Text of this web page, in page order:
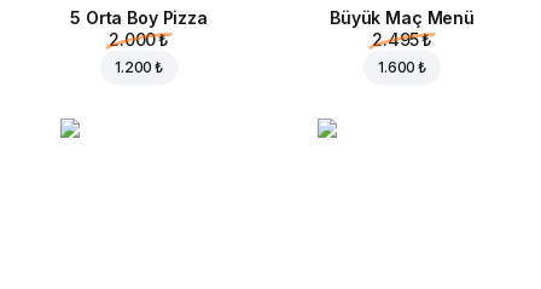
5 Orta Boy Pizza
2.000 ₺
1.200 ₺
Büyük Maç Menü
2.495 ₺
1.600 ₺